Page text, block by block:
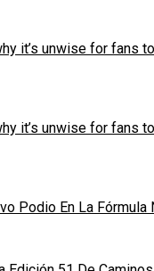
it’s unwise for fans
it’s unwise for fans
Podio En La Fórmula